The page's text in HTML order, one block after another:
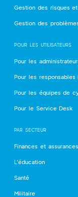
Gestion des risques
Gestion des
POUR LES UTILISATEURS
Pour les
Pour les responsables
Pour les équipes de
Pour le Service Desk
PAR SECTEUR
Finances et assurances
L'éducation
Santé
Militaire